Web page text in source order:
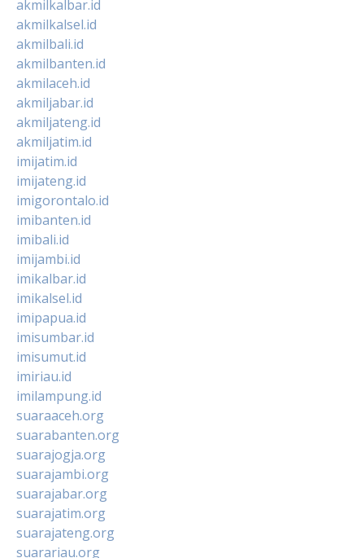
akmilkalbar.id
akmilkalsel.id
akmilbali.id
akmilbanten.id
akmilaceh.id
akmiljabar.id
akmiljateng.id
akmiljatim.id
imijatim.id
imijateng.id
imigorontalo.id
imibanten.id
imibali.id
imijambi.id
imikalbar.id
imikalsel.id
imipapua.id
imisumbar.id
imisumut.id
imiriau.id
imilampung.id
suaraaceh.org
suarabanten.org
suarajogja.org
suarajambi.org
suarajabar.org
suarajatim.org
suarajateng.org
suarariau.org